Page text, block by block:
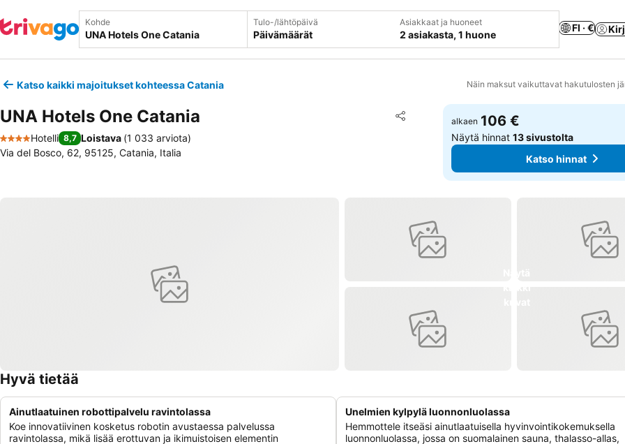
Kohde Tulo-/lähtöpäivä
Päivämäärät
Asiakkaat ja huoneet
2 asiakasta, 1 huone
FI · €
Katso kaikki majoitukset kohteessa Catania Näin maksut vaikuttavat hakutulosten
UNA Hotels One Catania Jaa
Lisää suosikkeihin
4 Tähtiluokitus
Hotelli 8,7 Loistava (1 033 arviota)
Via del Bosco, 62, 95125, Catania, Italia
alkaen 106 €
Näytä hinnat13 sivustolta
Katso hinnat
Hyvä tietää
Ainutlaatuinen robottipalvelu ravintolassa
Koe innovatiivinen kosketus robotin avustaessa palvelussa
ravintolassa, mikä lisää erottuvan ja ikimuistoisen elementin
Unelmien kylpylä luonnonluolassa
Hemmottele itseäsi ainutlaatuisella hyvinvointikokemuksella
luonnonluolassa, jossa on suomalainen sauna, thalasso-allas,